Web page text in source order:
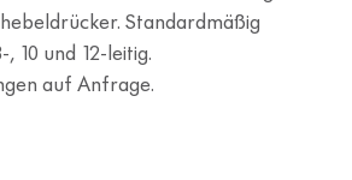
Standardmäßig
10 und 12-leitig.
auf Anfrage.